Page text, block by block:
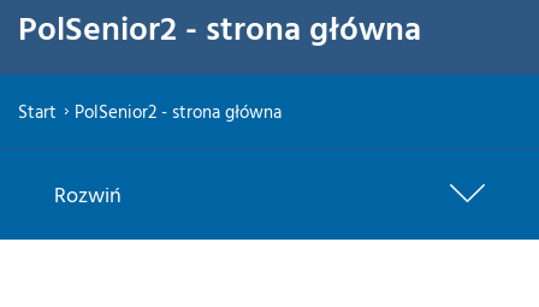
PolSenior2 - strona główna
Start PolSenior2 - strona główna
Rozwiń